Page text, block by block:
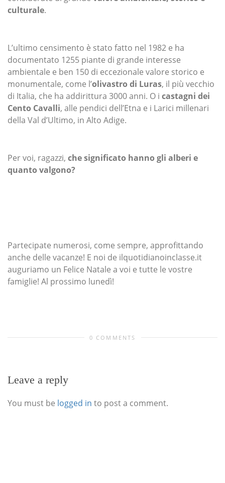
culturale.
L’ultimo censimento è stato fatto nel 1982 e ha
documentato 1255 piante di grande interesse
ambientale e ben 150 di eccezionale valore storico e
monumentale, come l’olivastro di Luras, il più vecchio
di Italia, che ha addirittura 3000 anni. O i castagni dei
Cento Cavalli, alle pendici dell’Etna e i Larici millenari
della Val d’Ultimo, in Alto Adige.
Per voi, ragazzi, che significato hanno gli alberi e
quanto valgono?
Partecipate numerosi, come sempre, approfittando
anche delle vacanze! E noi de ilquotidianoinclasse.it
auguriamo un Felice Natale a voi e tutte le vostre
famiglie! Al prossimo lunedì!
0 COMMENTS
Leave a reply
You must be logged in to post a comment.